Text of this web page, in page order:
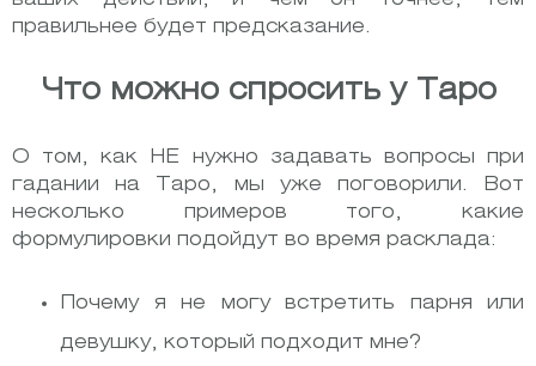
правильнее будет предсказание.
Что можно спросить у Таро
О том, как НЕ нужно задавать вопросы при
гадании на Таро, мы уже поговорили. Вот
несколько примеров того, какие
формулировки подойдут во время расклада:
Почему я не могу встретить парня или
девушку, который подходит мне?